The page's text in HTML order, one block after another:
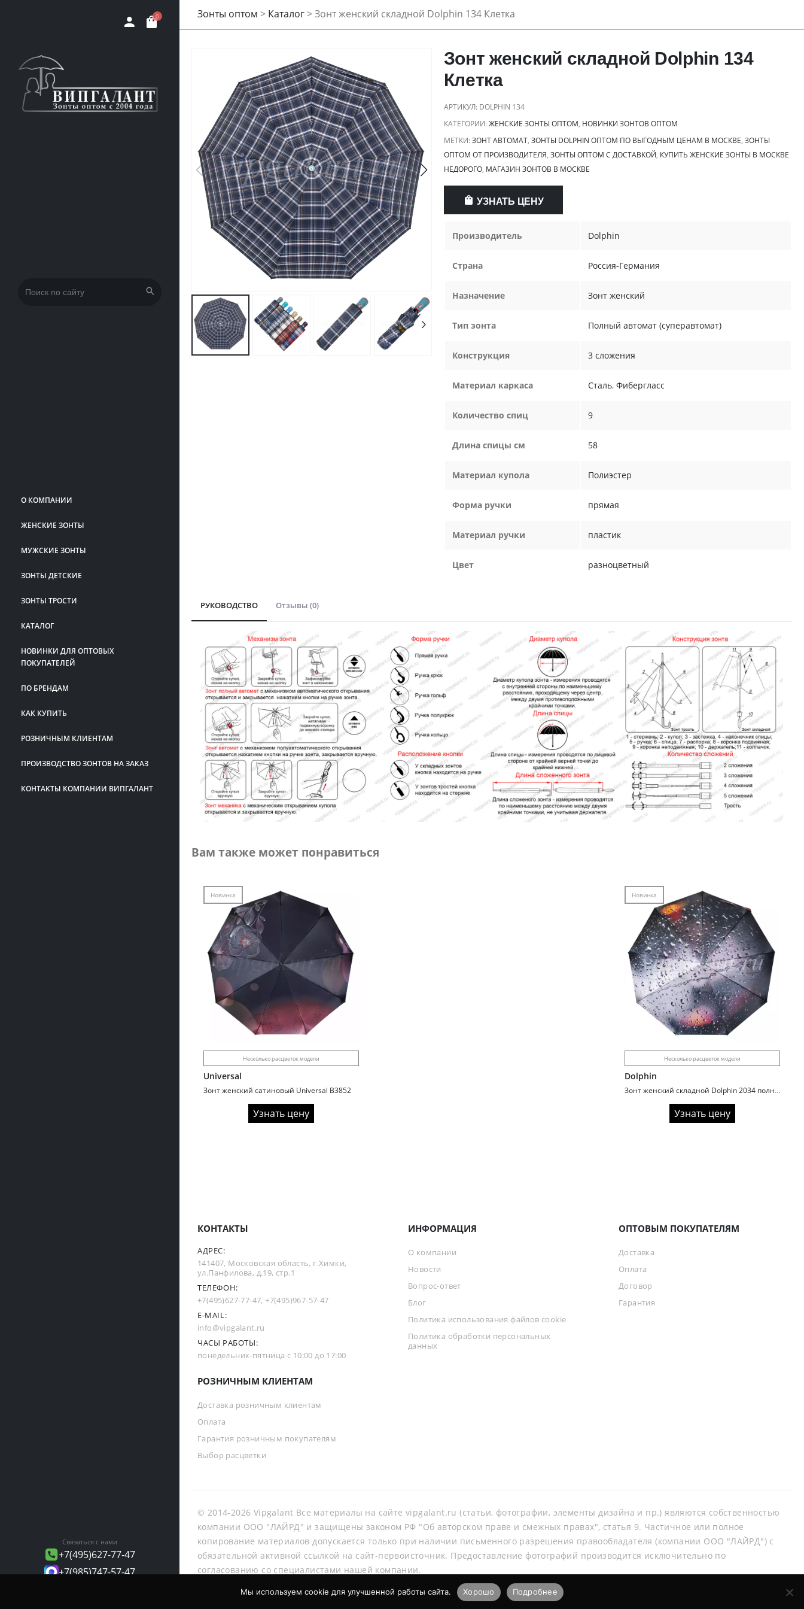
0
Искать:
О КОМПАНИИ
ЖЕНСКИЕ ЗОНТЫ
МУЖСКИЕ ЗОНТЫ
ЗОНТЫ ДЕТСКИЕ
ЗОНТЫ ТРОСТИ
КАТАЛОГ
НОВИНКИ ДЛЯ ОПТОВЫХ
ПОКУПАТЕЛЕЙ
ПО БРЕНДАМ
КАК КУПИТЬ
РОЗНИЧНЫМ КЛИЕНТАМ
ПРОИЗВОДСТВО ЗОНТОВ НА ЗАКАЗ
КОНТАКТЫ КОМПАНИИ ВИПГАЛАНТ
Связаться с нами
+7(495)627-77-47
+7(985)747-57-47
Зонты оптом > Каталог>Зонт женский складной Dolphin 134 Клетка
Зонт женский складной Dolphin 134
Клетка
АРТИКУЛ: DOLPHIN 134
КАТЕГОРИИ:ЖЕНСКИЕ ЗОНТЫ ОПТОМ, НОВИНКИ ЗОНТОВ ОПТОМ
МЕТКИ:ЗОНТ АВТОМАТ, ЗОНТЫ DOLPHIN ОПТОМ ПО ВЫГОДНЫМ ЦЕНАМ В МОСКВЕ, ЗОНТЫ
ОПТОМ ОТ ПРОИЗВОДИТЕЛЯ, ЗОНТЫ ОПТОМ С ДОСТАВКОЙ, КУПИТЬ ЖЕНСКИЕ ЗОНТЫ В МОСКВЕ
НЕДОРОГО, МАГАЗИН ЗОНТОВ В МОСКВЕ
УЗНАТЬ ЦЕНУ
Производитель Dolphin
Страна Россия-Германия
Назначение Зонт женский
Тип зонта Полный автомат (суперавтомат)
Конструкция 3 сложения
Материал каркаса Сталь, Фибергласс
Количество спиц 9
Длина спицы см 58
Материал купола Полиэстер
Форма ручки прямая
Материал ручки пластик
Цвет разноцветный
РУКОВОДСТВО Отзывы (0)
Вам также может понравиться
Новинка
Несколько расцветок модели
Universal
Зонт женский сатиновый Universal B3852
Узнать цену
Новинка
Несколько расцветок модели
Dolphin
Зонт женский складной Dolphin 2034 полный автомат
Узнать цену
КОНТАКТЫ
АДРЕС:
141407, Московская область, г.Химки,
ул.Панфилова, д.19, стр.1
ТЕЛЕФОН:
+7(495)627-77-47,+7(495)967-57-47
E-MAIL:
info@vipgalant.ru
ЧАСЫ РАБОТЫ:
понедельник-пятница с 10:00 до 17:00
ИНФОРМАЦИЯ
О компании
Новости
Вопрос-ответ
Блог
Политика использования файлов cookie
Политика обработки персональных
данных
ОПТОВЫМ ПОКУПАТЕЛЯМ
Доставка
Оплата
Договор
Гарантия
РОЗНИЧНЫМ КЛИЕНТАМ
Доставка розничным клиентам
Оплата
Гарантия розничным покупателям
Выбор расцветки
© 2014-2026 Vipgalant Все материалы на сайте vipgalant.ru (статьи, фотографии, элементы дизайна и пр.) являются собственностью
компании ООО "ЛАЙРД" и защищены законом РФ "Об авторском праве и смежных правах", статья 9. Частичное или полное
копирование материалов допускается только при наличии письменного разрешения правообладателя (компании ООО "ЛАЙРД") с
обязательной активной ссылкой на сайт-первоисточник. Предоставление фотографий производится исключительно по
согласованию со специалистами нашей компании.
Мы используем cookie для улучшенной работы сайта. Хорошо Подробнее